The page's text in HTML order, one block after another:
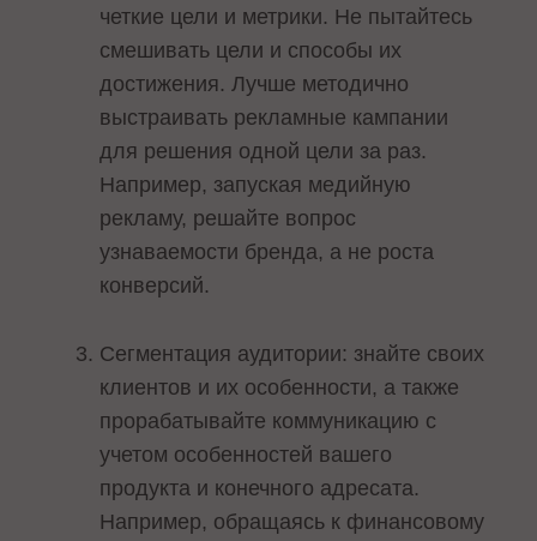
четкие цели и метрики. Не пытайтесь
смешивать цели и способы их
достижения. Лучше методично
выстраивать рекламные кампании
для решения одной цели за раз.
Например, запуская медийную
рекламу, решайте вопрос
узнаваемости бренда, а не роста
конверсий.
Сегментация аудитории: знайте своих
клиентов и их особенности, а также
прорабатывайте коммуникацию с
учетом особенностей вашего
продукта и конечного адресата.
Например, обращаясь к финансовому